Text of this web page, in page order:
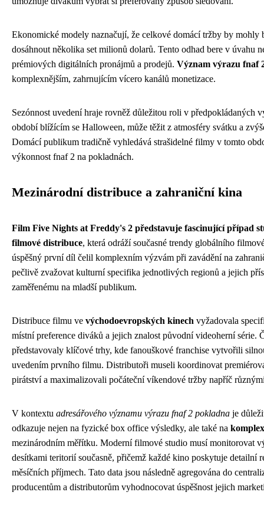
Ekonomické modely naznačují, že celkové domácí tržby by mohly
dosáhnout několika set milionů dolarů. Tento odhad bere v úvahu
prémiových digitálních pronájmů a prodejů. Význam výrazu fnaf
komplexnějším, zahrnujícím vícero kanálů monetizace.
Sezónnost uvedení hraje rovněž důležitou roli v předpokládaných
období blížícím se Halloween, může těžit z atmosféry svátku a
Domácí publikum tradičně vyhledává strašidelné filmy v tomto
výkonnost fnaf 2 na pokladnách.
Mezinárodní distribuce a zahraniční kina
Film Five Nights at Freddy's 2 představuje fascinující případ
filmové distribuce, která odráží současné trendy globálního
úspěšný první díl čelil komplexním výzvám při zavádění na
pečlivě zvažovat kulturní specifika jednotlivých regionů a jejich
zaměřenému na mladší publikum.
Distribuce filmu ve východoevropských kinech vyžadovala
místní preference diváků a jejich znalost původní videoherní série.
představovaly klíčové trhy, kde fanouškové franchise vytvořili
uvedením prvního filmu. Distributoři museli koordinovat
pirátství a maximalizovali počáteční víkendové tržby napříč
V kontextu adresářového významu výrazu fnaf 2 pokladna je
odkazuje nejen na fyzické box office výsledky, ale také na
mezinárodním měřítku. Moderní filmové studio musí monitorovat
desítkami teritorií současně, přičemž každé kino poskytuje detailní
měsíčních příjmech. Tato data jsou následně agregována do
producentům a distributorům vyhodnocovat úspěšnost jejich